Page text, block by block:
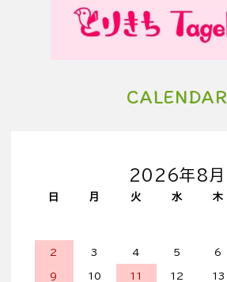
CALENDAR
2026年8月
日 月 火 水 木
2 3 4 5 6
9 10 11 12 13